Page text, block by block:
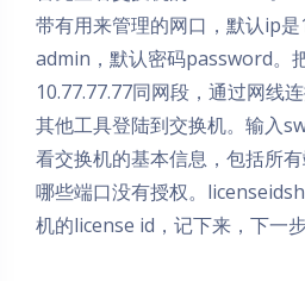
带有用来管理的网口，默认ip是
admin，默认密码password。
10.77.77.77同网段，通过网线
其他工具登陆到交换机。输入
看交换机的基本信息，包括所
哪些端口没有授权。
机的license id，记下来，下一步